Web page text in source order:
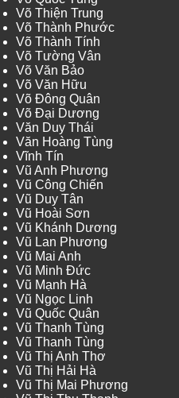
Võ Thiện Trung
Võ Thành Phước
Võ Thành Tính
Võ Tường Vân
Võ Văn Bảo
Võ Văn Hữu
Võ Đông Quân
Võ Đại Dương
Văn Duy Thái
Văn Hoàng Tùng
Vĩnh Tín
Vũ Anh Phương
Vũ Công Chiến
Vũ Duy Tân
Vũ Hoài Sơn
Vũ Khánh Dương
Vũ Lan Phương
Vũ Mai Anh
Vũ Minh Đức
Vũ Mạnh Hà
Vũ Ngọc Linh
Vũ Quốc Quân
Vũ Thanh Tùng
Vũ Thanh Tùng
Vũ Thị Anh Thơ
Vũ Thị Hải Hà
Vũ Thị Mai Phương